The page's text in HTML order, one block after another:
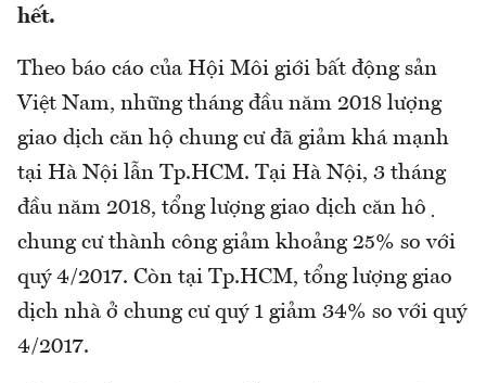
hết.
Theo báo cáo của Hội Môi giới bất động sản
Việt Nam, những tháng đầu năm 2018 lượng
giao dịch căn hộ chung cư đã giảm khá mạnh
tại Hà Nội lẫn Tp.HCM. Tại Hà Nội, 3 tháng
đầu năm 2018, tổng lượng giao dịch căn hộ
chung cư thành công giảm khoảng 25% so với
quý 4/2017. Còn tại Tp.HCM, tổng lượng giao
dịch nhà ở chung cư quý 1 giảm 34% so với quý
4/2017.